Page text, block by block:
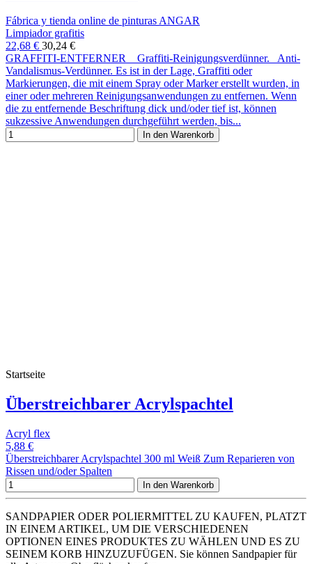
Fábrica y tienda online de pinturas ANGAR
Limpiador grafitis
22,68 € 30,24 €
GRAFFITI-ENTFERNER Graffiti-Reinigungsverdünner. Anti-
Vandalismus-Verdünner. Es ist in der Lage, Graffiti oder
Markierungen, die mit einem Spray oder Marker erstellt wurden, in
einer oder mehreren Reinigungsanwendungen zu entfernen. Wenn
die zu entfernende Beschriftung dick und/oder tief ist, können
sukzessive Anwendungen durchgeführt werden, bis...
In den Warenkorb
Startseite
Überstreichbarer Acrylspachtel
Acryl flex
5,88 €
Überstreichbarer Acrylspachtel 300 ml Weiß Zum Reparieren von
Rissen und/oder Spalten
In den Warenkorb
SANDPAPIER ODER POLIERMITTEL ZU KAUFEN, PLATZT
IN EINEM ARTIKEL, UM DIE VERSCHIEDENEN
OPTIONEN EINES PRODUKTES ZU WÄHLEN UND ES ZU
SEINEM KORB HINZUZUFÜGEN. Sie können Sandpapier für